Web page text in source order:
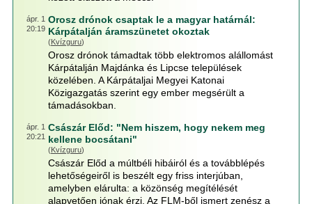
ápr. 1
20:19
Orosz drónok csaptak le a magyar határnál:
Kárpátalján áramszünetet okoztak
(Kvízguru)
Orosz drónok támadtak több elektromos alállomást
Kárpátalján Majdánka és Lipcse települések
közelében. A Kárpátaljai Megyei Katonai
Közigazgatás szerint egy ember megsérült a
támadásokban.
ápr. 1
20:21
Császár Előd: "Nem hiszem, hogy nekem meg
kellene bocsátani"
(Kvízguru)
Császár Előd a múltbéli hibáiról és a továbblépés
lehetőségeiről is beszélt egy friss interjúban,
amelyben elárulta: a közönség megítélését
alapvetően jónak érzi. Az FLM-ből ismert zenész a